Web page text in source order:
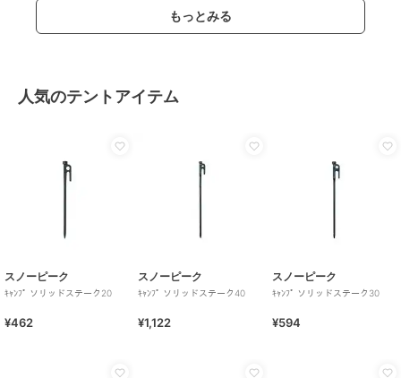
もっとみる
人気のテントアイテム
スノーピーク
ｷｬﾝﾌﾟ ソリッドステーク20
¥462
スノーピーク
ｷｬﾝﾌﾟ ソリッドステーク40
¥1,122
スノーピーク
ｷｬﾝﾌﾟ ソリッドステーク30
¥594